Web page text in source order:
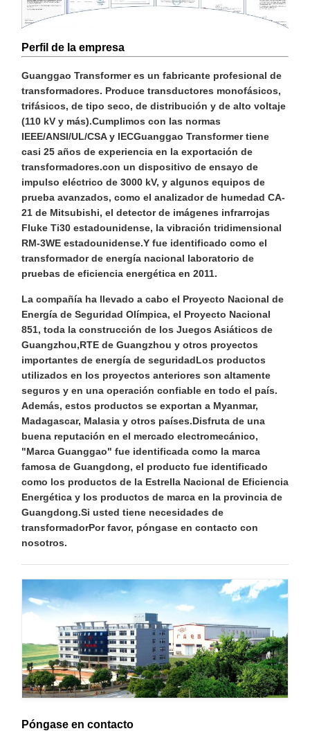
Perfil de la empresa
Guanggao Transformer es un fabricante profesional de
transformadores. Produce transductores monofásicos,
trifásicos, de tipo seco, de distribución y de alto voltaje
(110 kV y más).Cumplimos con las normas
IEEE/ANSI/UL/CSA y IECGuanggao Transformer tiene
casi 25 años de experiencia en la exportación de
transformadores.con un dispositivo de ensayo de
impulso eléctrico de 3000 kV, y algunos equipos de
prueba avanzados, como el analizador de humedad CA-
21 de Mitsubishi, el detector de imágenes infrarrojas
Fluke Ti30 estadounidense, la vibración tridimensional
RM-3WE estadounidense.Y fue identificado como el
transformador de energía nacional laboratorio de
pruebas de eficiencia energética en 2011.
La compañía ha llevado a cabo el Proyecto Nacional de
Energía de Seguridad Olímpica, el Proyecto Nacional
851, toda la construcción de los Juegos Asiáticos de
Guangzhou,RTE de Guangzhou y otros proyectos
importantes de energía de seguridadLos productos
utilizados en los proyectos anteriores son altamente
seguros y en una operación confiable en todo el país.
Además, estos productos se exportan a Myanmar,
Madagascar, Malasia y otros países.Disfruta de una
buena reputación en el mercado electromecánico,
"Marca Guanggao" fue identificada como la marca
famosa de Guangdong, el producto fue identificado
como los productos de la Estrella Nacional de Eficiencia
Energética y los productos de marca en la provincia de
Guangdong.Si usted tiene necesidades de
transformadorPor favor, póngase en contacto con
nosotros.
Póngase en contacto